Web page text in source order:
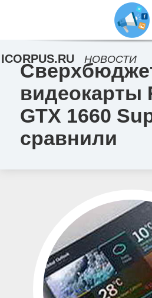
видеокарты
GTX 1660
сравнили
ICORPUS.RU НОВОСТИ